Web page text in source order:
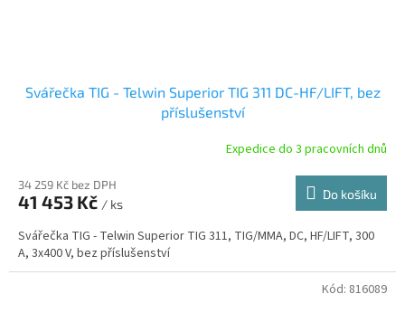
Svářečka TIG - Telwin Superior TIG 311 DC-HF/LIFT, bez
příslušenství
Expedice do 3 pracovních dnů
34 259 Kč bez DPH
41 453 Kč / ks
Do košíku
Svářečka TIG - Telwin Superior TIG 311, TIG/MMA, DC, HF/LIFT, 300
A, 3x400 V, bez příslušenství
Kód: 816089